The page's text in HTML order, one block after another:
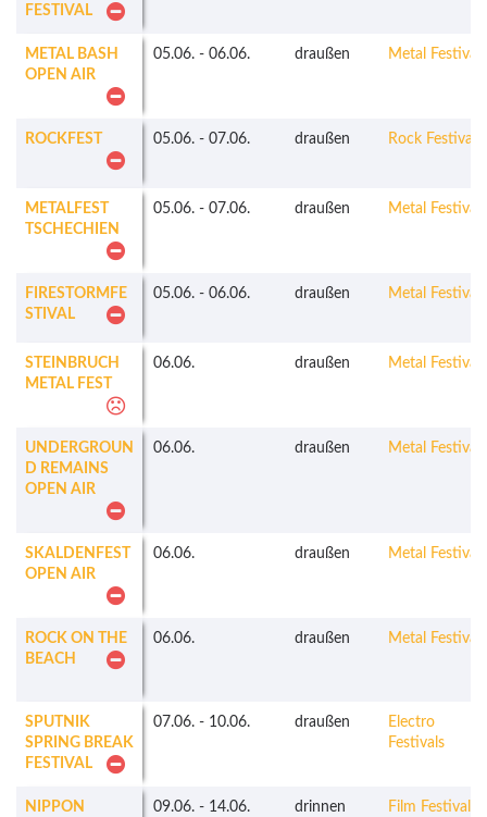
FESTIVAL
METAL BASH
OPEN AIR
05.06. - 06.06. draußen Metal Festivals
ROCKFEST 05.06. - 07.06. draußen Rock Festivals
METALFEST
TSCHECHIEN
05.06. - 07.06. draußen Metal Festivals
FIRESTORMFE
STIVAL
05.06. - 06.06. draußen Metal Festivals
STEINBRUCH
METAL FEST
06.06. draußen Metal Festivals
UNDERGROUN
D REMAINS
OPEN AIR
06.06. draußen Metal Festivals
SKALDENFEST
OPEN AIR
06.06. draußen Metal Festivals
ROCK ON THE
BEACH
06.06. draußen Metal Festivals
SPUTNIK
SPRING BREAK
FESTIVAL
07.06. - 10.06. draußen
Electro
Festivals
NIPPON
09.06. - 14.06. drinnen Film Festivals